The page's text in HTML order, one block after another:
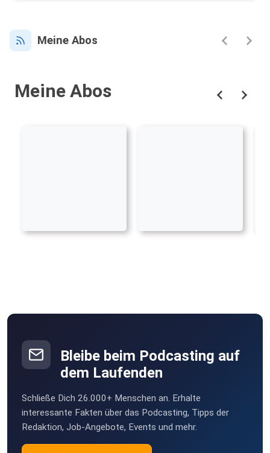
Meine Abos
Meine Abos
Bleibe beim Podcasting auf
dem Laufenden
Schließe Dich 26.000+ Menschen an. Erhalte
interessante Fakten über das Podcasting, Tipps der
Redaktion, Job-Angebote, Events und mehr.